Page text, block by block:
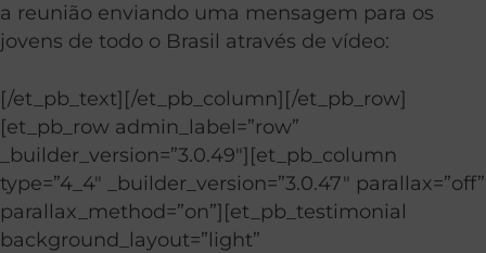
a reunião enviando uma mensagem para os
jovens de todo o Brasil através de vídeo:
[/et_pb_text][/et_pb_column][/et_pb_row]
[et_pb_row admin_label=”row”
_builder_version=”3.0.49″][et_pb_column
type=”4_4″ _builder_version=”3.0.47″ parallax=”off”
parallax_method=”on”][et_pb_testimonial
background_layout=”light”